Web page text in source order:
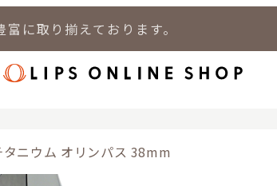
に取り揃えております。
ニウム オリンパス 38mm